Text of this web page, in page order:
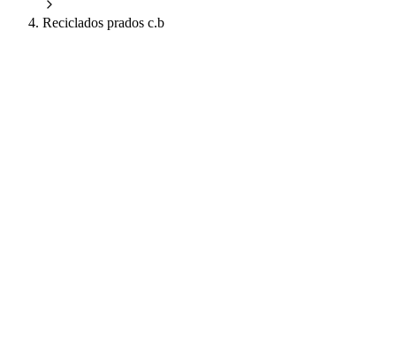
Reciclados prados c.b